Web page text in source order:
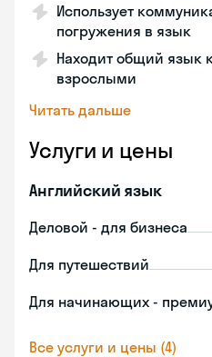
Использует
погружения в язык
Находит общий язык
взрослыми
Читать дальше
Услуги и цены
Английский язык
Деловой - для бизнеса
Для путешествий
Для начинающих -
Все услуги и цены (4)